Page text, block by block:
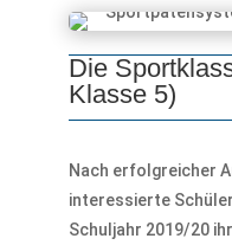
Die
Klasse 5)
Nach erfolgreicher
interessierte
Schuljahr 2019/20